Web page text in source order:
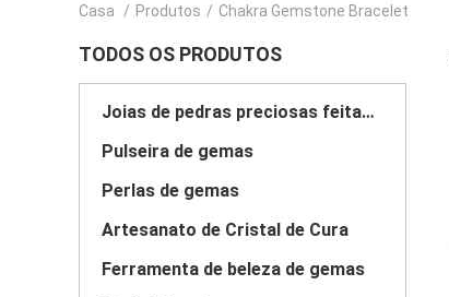
Casa / Produtos / Chakra Gemstone Bracelet
TODOS OS PRODUTOS
Joias de pedras preciosas feitas à mão
Pulseira de gemas
Perlas de gemas
Artesanato de Cristal de Cura
Ferramenta de beleza de gemas